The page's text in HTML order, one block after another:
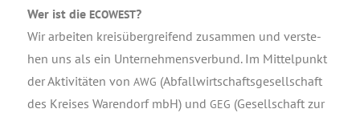
Wer ist die ECOWEST?
Wir arbei­ten kreis­über­grei­fend zusam­men und ver­ste­
hen uns als ein Unter­neh­mens­ver­bund. Im Mit­tel­punkt
der Akti­vi­tä­ten vonAWG (Abfall­wirt­schafts­ge­sell­schaft
des Krei­ses Waren­dorf mbH) undGEG (Gesell­schaft zur